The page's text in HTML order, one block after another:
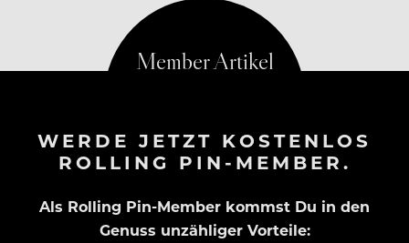
WERDE JETZT KOSTENLOS
ROLLING PIN-MEMBER.
Als Rolling Pin-Member kommst Du in den
Genuss unzähliger Vorteile: